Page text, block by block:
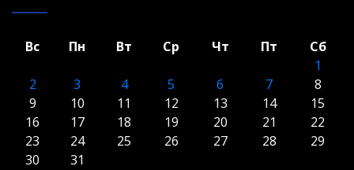
Вс Пн Вт Ср Чт Пт
Сб
1
2
3 4 5 6 7
8
9
10 11 12 13 14
15
16
17 18 19 20 21
22
23
24 25 26 27 28
29
30
31